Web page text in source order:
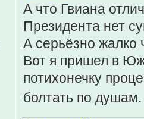
А что Гвиана
Президента нет
А серьёзно жалко
Вот я пришел в
потихонечку
болтать по